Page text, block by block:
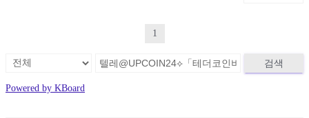
1
검색
Powered by KBoard